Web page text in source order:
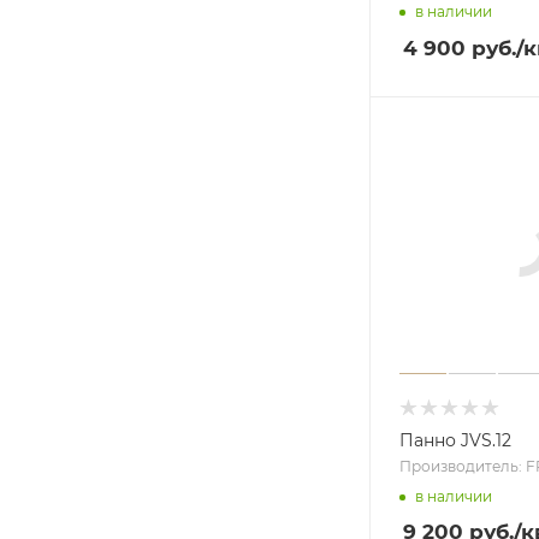
в наличии
4 900 руб./
Панно JVS.12
Производитель:
в наличии
9 200 руб./